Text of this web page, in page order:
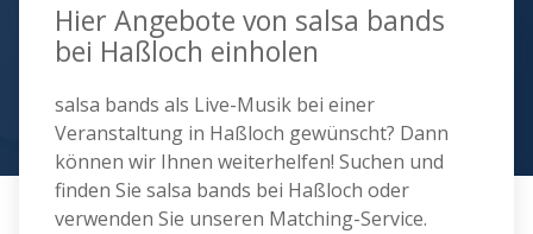
Hier Angebote von salsa bands
bei Haßloch einholen
salsa bands als Live-Musik bei einer
Veranstaltung in Haßloch gewünscht? Dann
können wir Ihnen weiterhelfen! Suchen und
finden Sie salsa bands bei Haßloch oder
verwenden Sie unseren Matching-Service.